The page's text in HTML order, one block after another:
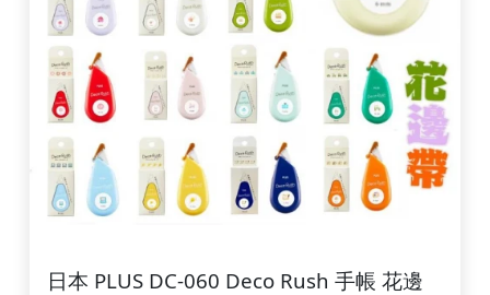
日本 PLUS DC-060 Deco Rush 手帳 花邊